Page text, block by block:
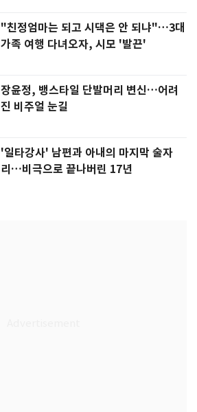
"친정엄마는 되고 시댁은 안 되냐"…3대
가족 여행 다녀오자, 시모 '발끈'
장윤정, 뱅스타일 단발머리 변신…어려
진 비주얼 눈길
'일타강사' 남편과 아내의 마지막 술자
리…비극으로 끝나버린 17년